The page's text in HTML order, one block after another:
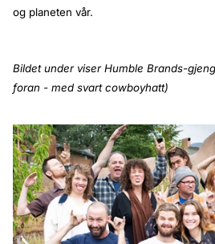
og planeten vår.
Bildet under viser Humble Brands-
foran - med svart cowboyhatt)